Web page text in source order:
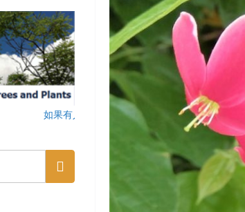
如果有人一路行一路瞻天望地，他可能是跟我們一樣在